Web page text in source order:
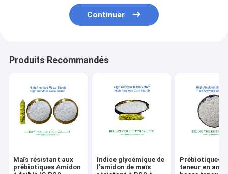
Continuer
Produits Recommandés
Maïs résistant aux
prébiotiques Amidon
Indice glycémique de
l'amidon de maïs
Prébiotiques
teneur en